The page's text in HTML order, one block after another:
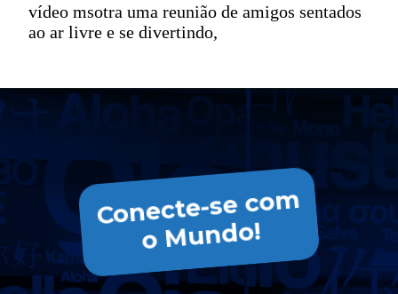
vídeo msotra uma reunião de amigos sentados
ao ar livre e se divertindo,
Conecte-se co
m
o
Mundo!